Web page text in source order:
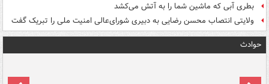
بطری آبی که ماشین شما را به آتش می‌کشد
ولایتی انتصاب محسن رضایی به دبیری شورای‌عالی امنیت ملی را تبریک گفت
حوادث